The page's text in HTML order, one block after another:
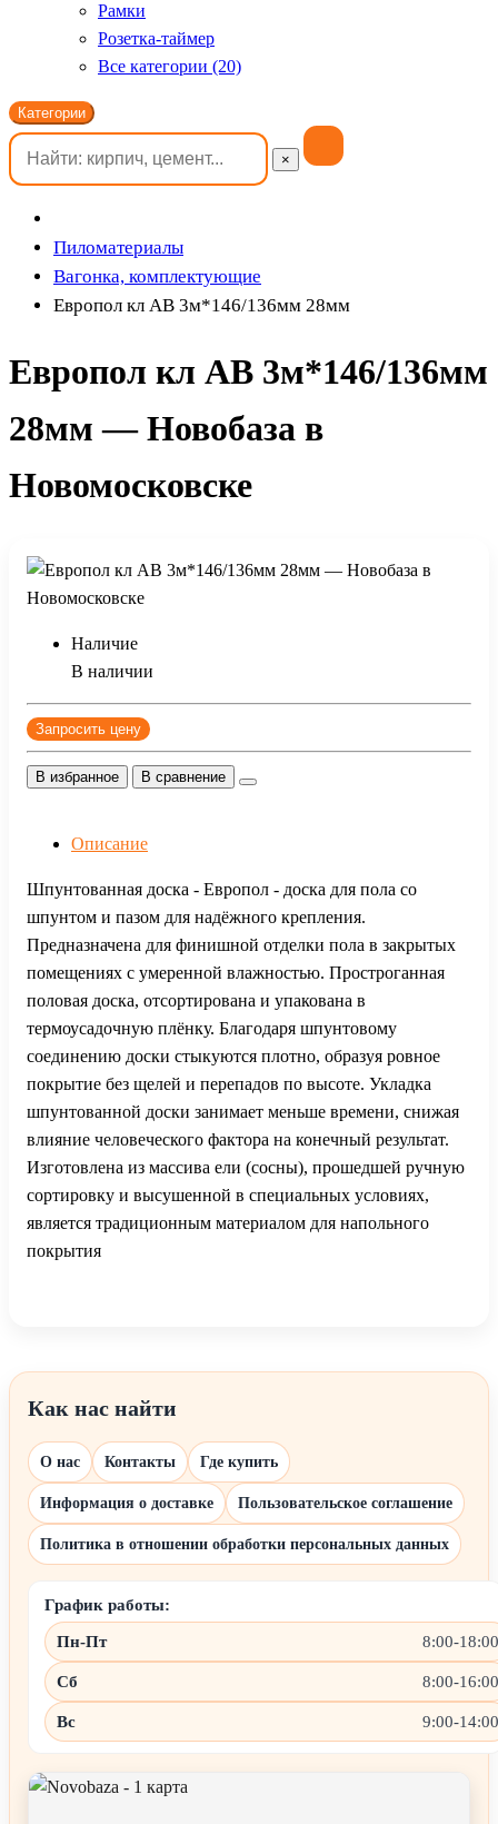
Рамки
Розетка-таймер
Все категории (20)
Категории
×
Пиломатериалы
Вагонка, комплектующие
Европол кл АВ 3м*146/136мм 28мм
Европол кл АВ 3м*146/136мм
28мм — Новобаза в
Новомосковске
Наличие
В наличии
Запросить цену
В избранное В сравнение
Описание
Шпунтованная доска - Европол - доска для пола со
шпунтом и пазом для надёжного крепления.
Предназначена для финишной отделки пола в закрытых
помещениях с умеренной влажностью. Простроганная
половая доска, отсортирована и упакована в
термоусадочную плёнку. Благодаря шпунтовому
соединению доски стыкуются плотно, образуя ровное
покрытие без щелей и перепадов по высоте. Укладка
шпунтованной доски занимает меньше времени, снижая
влияние человеческого фактора на конечный результат.
Изготовлена из массива ели (сосны), прошедшей ручную
сортировку и высушенной в специальных условиях,
является традиционным материалом для напольного
покрытия
Как нас найти
О нас Контакты Где купить
Информация о доставке Пользовательское соглашение
Политика в отношении обработки персональных данных
График работы:
Пн-Пт
8:00-18:00
Сб 8:00-16:00
Вс 9:00-14:00